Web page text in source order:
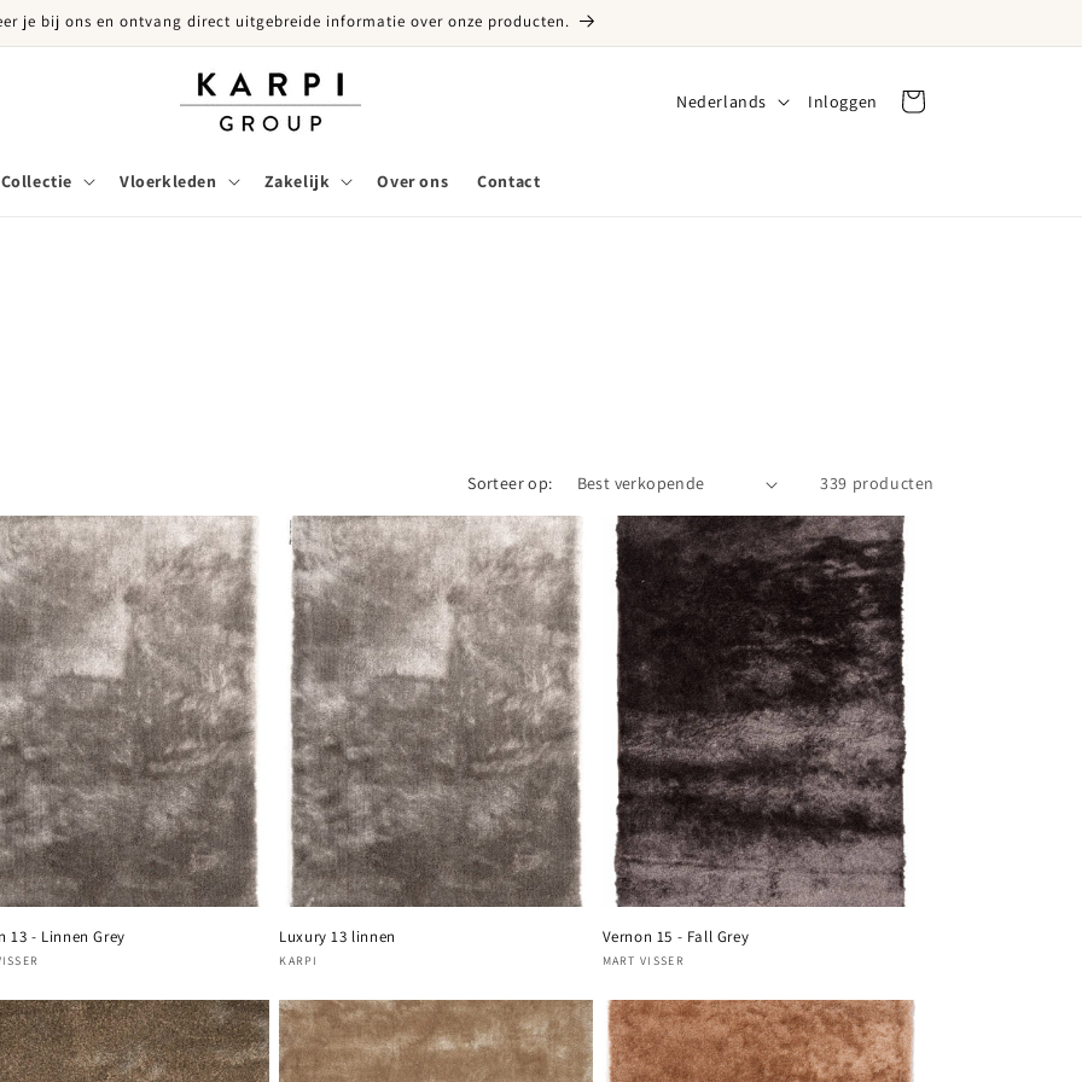
je bij ons en ontvang direct uitgebreide informatie over onze producten.
Collectie Vloerkleden Zakelijk Over ons Contact
Taal
Nederlands Inloggen
InloggenWinkelwagen
Sorteer op: 339 producten
13 - Linnen Grey Luxury 13 linnen
Verkoper:
KARPI
Vernon 15 - Fall Grey
Verkoper:
MART VISSER